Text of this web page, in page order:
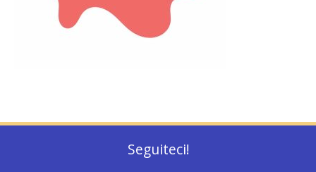
Seguiteci!